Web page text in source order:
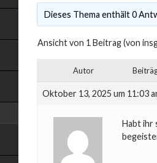
Dieses Thema enthält 0
Ansicht von 1 Beitrag (von
Autor
Oktober 13, 2025 um 11:03
Habt ihr